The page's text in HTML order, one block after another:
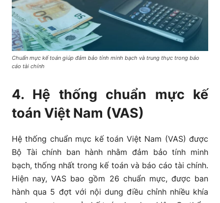
Chuẩn mực kế toán giúp đảm bảo tính minh bạch và trung thực trong báo
cáo tài chính
4. Hệ thống chuẩn mực kế
toán Việt Nam (VAS)
Hệ thống chuẩn mực kế toán Việt Nam (VAS) được
Bộ Tài chính ban hành nhằm đảm bảo tính minh
bạch, thống nhất trong kế toán và báo cáo tài chính.
Hiện nay, VAS bao gồm 26 chuẩn mực, được ban
hành qua 5 đợt với nội dung điều chỉnh nhiều khía